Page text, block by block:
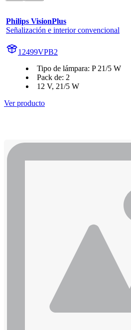
Philips VisionPlus
Señalización e interior convencional
12499VPB2
Tipo de lámpara: P 21/5 W
Pack de: 2
12 V, 21/5 W
Ver producto